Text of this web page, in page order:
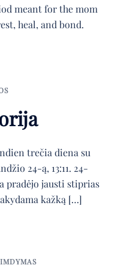
meant for the mom
heal, and bond.
trečia diena su
24-ą, 13:11. 24-
pradėjo jausti stiprias
kažką […]